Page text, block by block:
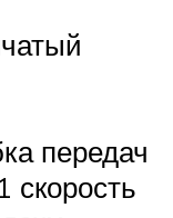
передач
скорость